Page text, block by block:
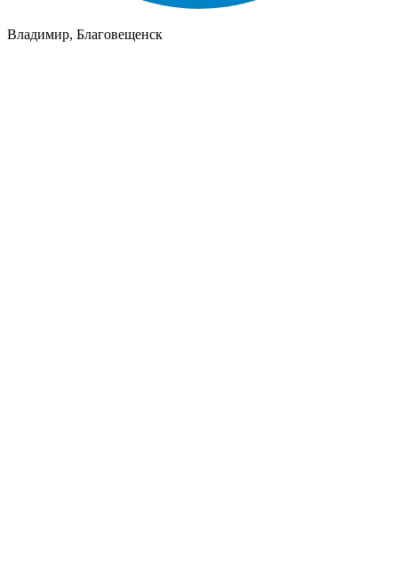
Владимир, Благовещенск